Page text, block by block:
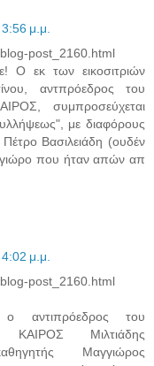
μ.μ.
post_2160.html
Ο εκ των εικοσιτριών
αντπρόεδρος του
συμπροσεύχεται
με διαφόρους
Πέτρο Βασιλειάδη (ουδέν
που ήταν απών απ
μ.μ.
post_2160.html
ο αντιπρόεδρος του
ΚΑΙΡΟΣ Μιλτιάδης
Μαγγιώρος